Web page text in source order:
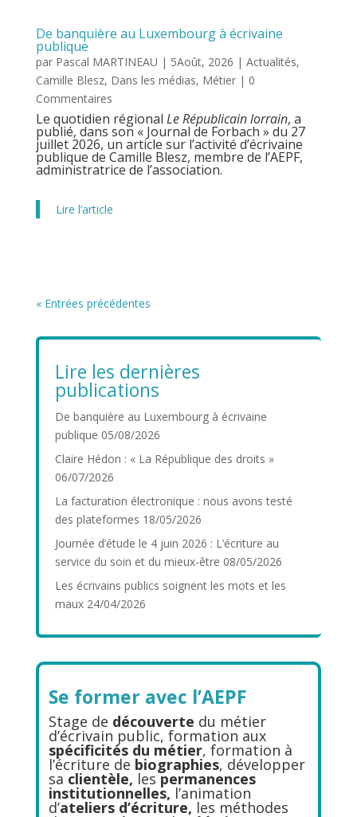
De banquière au Luxembourg à écrivaine
publique
par Pascal MARTINEAU | 5Août, 2026 | Actualités,
Camille Blesz, Dans les médias, Métier| 0
Commentaires
Le quotidien régional Le Républicain lorrain, a
publié, dans son « Journal de Forbach » du 27
juillet 2026, un article sur l’activité d’écrivaine
publique de Camille Blesz, membre de l’AEPF,
administratrice de l’association.
Lire l’article
« Entrées précédentes
Lire les dernières
publications
De banquière au Luxembourg à écrivaine
publique 05/08/2026
Claire Hédon : « La République des droits »
06/07/2026
La facturation électronique : nous avons testé
des plateformes 18/05/2026
Journée d’étude le 4 juin 2026 : L’écriture au
service du soin et du mieux-être 08/05/2026
Les écrivains publics soignent les mots et les
maux 24/04/2026
Se former avec l’AEPF
Stage de découverte du métier
d’écrivain public, formation aux
spécificités du métier, formation à
l’écriture de biographies, développer
sa clientèle, lespermanences
institutionnelles, l’animation
d’ateliers d’écriture, les méthodes